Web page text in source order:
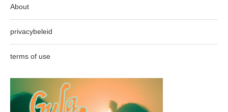
About
privacybeleid
terms of use